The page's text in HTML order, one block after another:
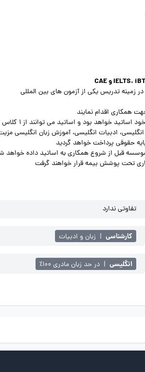
همکاری اقدام نمایند
و اساتید می توانند از 1 کلاس تا 10 کلاس در روز داشته باشند.
ادبیات انگلیسی، آموزش زبان انگلیسی
حقوقی پرداخت خواهد گردید
موسسه قبل از شروع همکاری به اساتید داده خواهد
تفاوتی ندارد
کارشناسی | زبان و ادبیات
انگلیسی | در حد زبان مادری ۱۰۰٪